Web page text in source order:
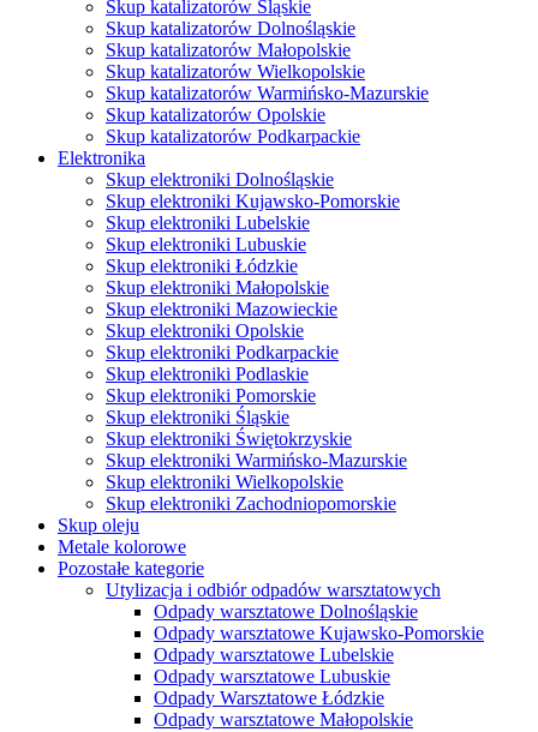
Skup katalizatorów Śląskie
Skup katalizatorów Dolnośląskie
Skup katalizatorów Małopolskie
Skup katalizatorów Wielkopolskie
Skup katalizatorów Warmińsko-Mazurskie
Skup katalizatorów Opolskie
Skup katalizatorów Podkarpackie
Elektronika
Skup elektroniki Dolnośląskie
Skup elektroniki Kujawsko-Pomorskie
Skup elektroniki Lubelskie
Skup elektroniki Lubuskie
Skup elektroniki Łódzkie
Skup elektroniki Małopolskie
Skup elektroniki Mazowieckie
Skup elektroniki Opolskie
Skup elektroniki Podkarpackie
Skup elektroniki Podlaskie
Skup elektroniki Pomorskie
Skup elektroniki Śląskie
Skup elektroniki Świętokrzyskie
Skup elektroniki Warmińsko-Mazurskie
Skup elektroniki Wielkopolskie
Skup elektroniki Zachodniopomorskie
Skup oleju
Metale kolorowe
Pozostałe kategorie
Utylizacja i odbiór odpadów warsztatowych
Odpady warsztatowe Dolnośląskie
Odpady warsztatowe Kujawsko-Pomorskie
Odpady warsztatowe Lubelskie
Odpady warsztatowe Lubuskie
Odpady Warsztatowe Łódzkie
Odpady warsztatowe Małopolskie